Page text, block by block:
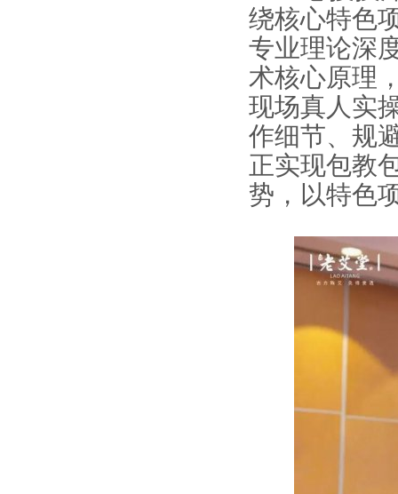
绕核心特色
专业理论深
术核心原理
现场真人实
作细节、规
正实现包教
势，以特色